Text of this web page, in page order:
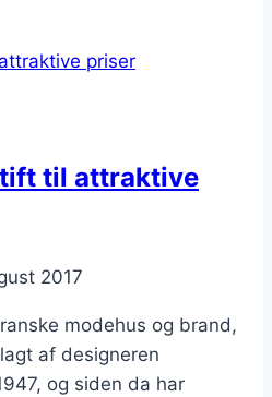
til attraktive
2017
modehus og brand,
af designeren
og siden da har